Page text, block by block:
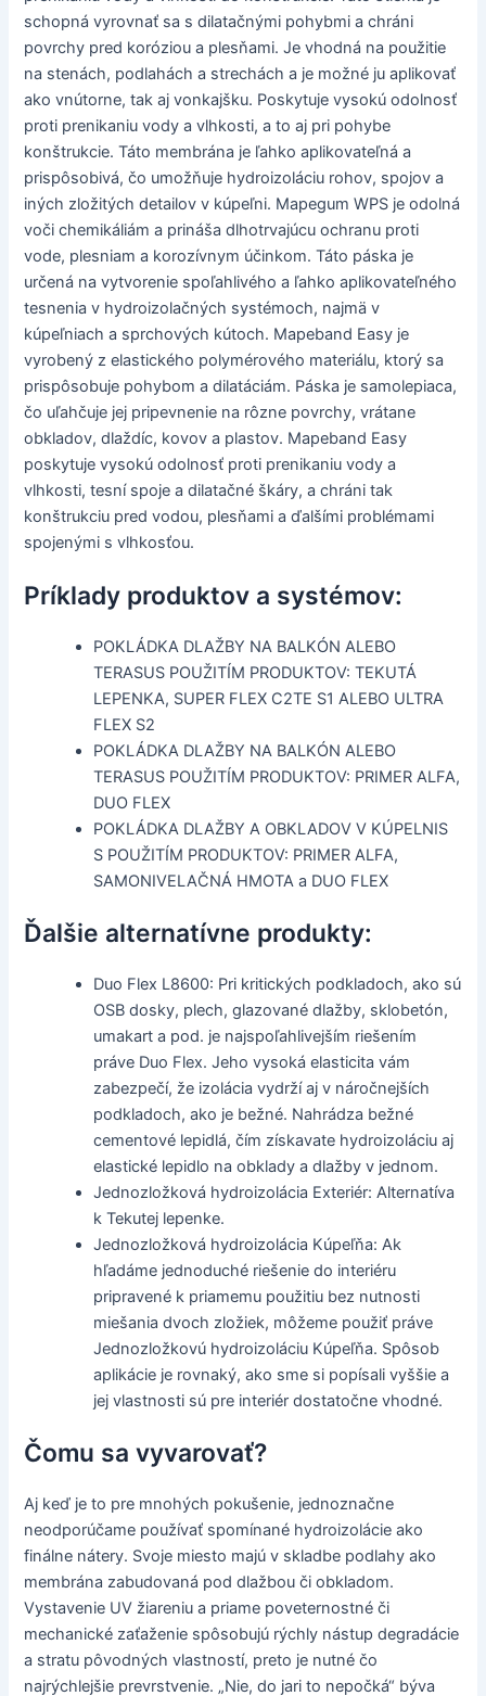
schopná vyrovnať sa s dilatačnými pohybmi a chráni
povrchy pred koróziou a plesňami. Je vhodná na použitie
na stenách, podlahách a strechách a je možné ju aplikovať
ako vnútorne, tak aj vonkajšku. Poskytuje vysokú odolnosť
proti prenikaniu vody a vlhkosti, a to aj pri pohybe
konštrukcie. Táto membrána je ľahko aplikovateľná a
prispôsobivá, čo umožňuje hydroizoláciu rohov, spojov a
iných zložitých detailov v kúpeľni. Mapegum WPS je odolná
voči chemikáliám a prináša dlhotrvajúcu ochranu proti
vode, plesniam a korozívnym účinkom. Táto páska je
určená na vytvorenie spoľahlivého a ľahko aplikovateľného
tesnenia v hydroizolačných systémoch, najmä v
kúpeľniach a sprchových kútoch. Mapeband Easy je
vyrobený z elastického polymérového materiálu, ktorý sa
prispôsobuje pohybom a dilatáciám. Páska je samolepiaca,
čo uľahčuje jej pripevnenie na rôzne povrchy, vrátane
obkladov, dlaždíc, kovov a plastov. Mapeband Easy
poskytuje vysokú odolnosť proti prenikaniu vody a
vlhkosti, tesní spoje a dilatačné škáry, a chráni tak
konštrukciu pred vodou, plesňami a ďalšími problémami
spojenými s vlhkosťou.
Príklady produktov a systémov:
POKLÁDKA DLAŽBY NA BALKÓN ALEBO
TERASUS POUŽITÍM PRODUKTOV: TEKUTÁ
LEPENKA, SUPER FLEX C2TE S1 ALEBO ULTRA
FLEX S2
POKLÁDKA DLAŽBY NA BALKÓN ALEBO
TERASUS POUŽITÍM PRODUKTOV: PRIMER ALFA,
DUO FLEX
POKLÁDKA DLAŽBY A OBKLADOV V KÚPELNIS
S POUŽITÍM PRODUKTOV: PRIMER ALFA,
SAMONIVELAČNÁ HMOTA a DUO FLEX
Ďalšie alternatívne produkty:
Duo Flex L8600: Pri kritických podkladoch, ako sú
OSB dosky, plech, glazované dlažby, sklobetón,
umakart a pod. je najspoľahlivejším riešením
práve Duo Flex. Jeho vysoká elasticita vám
zabezpečí, že izolácia vydrží aj v náročnejších
podkladoch, ako je bežné. Nahrádza bežné
cementové lepidlá, čím získavate hydroizoláciu aj
elastické lepidlo na obklady a dlažby v jednom.
Jednozložková hydroizolácia Exteriér: Alternatíva
k Tekutej lepenke.
Jednozložková hydroizolácia Kúpeľňa: Ak
hľadáme jednoduché riešenie do interiéru
pripravené k priamemu použitiu bez nutnosti
miešania dvoch zložiek, môžeme použiť práve
Jednozložkovú hydroizoláciu Kúpeľňa. Spôsob
aplikácie je rovnaký, ako sme si popísali vyššie a
jej vlastnosti sú pre interiér dostatočne vhodné.
Čomu sa vyvarovať?
Aj keď je to pre mnohých pokušenie, jednoznačne
neodporúčame používať spomínané hydroizolácie ako
finálne nátery. Svoje miesto majú v skladbe podlahy ako
membrána zabudovaná pod dlažbou či obkladom.
Vystavenie UV žiareniu a priame poveternostné či
mechanické zaťaženie spôsobujú rýchly nástup degradácie
a stratu pôvodných vlastností, preto je nutné čo
najrýchlejšie prevrstvenie. „Nie, do jari to nepočká“ býva